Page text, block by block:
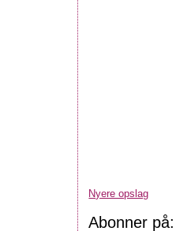
Nyere opslag
Abonner